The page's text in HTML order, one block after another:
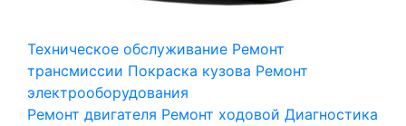
Техническое обслуживание Ремонт
трансмиссии Покраска кузова Ремонт
электрооборудования
Ремонт двигателя Ремонт ходовой Диагностика